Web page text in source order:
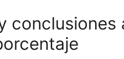
conclusiones